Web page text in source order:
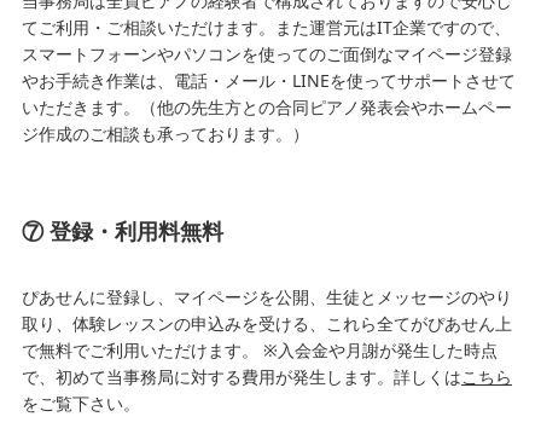
てご利用・ご相談いただけます。また運営元はIT企業ですので、
スマートフォーンやパソコンを使ってのご面倒なマイページ登録
やお手続き作業は、電話・メール・LINEを使ってサポートさせて
いただきます。（他の先生方との合同ピアノ発表会やホームペー
ジ作成のご相談も承っております。）
⑦ 登録・利用料無料
ぴあせんに登録し、マイページを公開、生徒とメッセージのやり
取り、体験レッスンの申込みを受ける、これら全てがぴあせん上
で無料でご利用いただけます。 ※入会金や月謝が発生した時点
で、初めて当事務局に対する費用が発生します。詳しくはこちら
をご覧下さい。